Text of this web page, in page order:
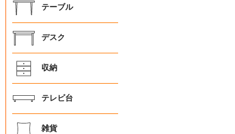
テーブル
デスク
収納
テレビ台
雑貨